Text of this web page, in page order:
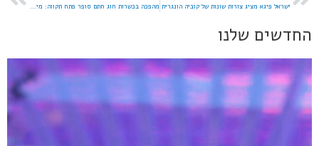
ישראל פיגא מציג צורות שונות של קוביה הונגרית מהפכה בכשרות חוג חתם סופר פתח תקווה: מינוי רבנים בכירים ושדרוג מערך הפיקוח
החדשים שלנו